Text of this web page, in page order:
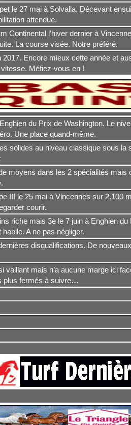
le 27 mai à Solvalla. Décevant
attendue.
Continental l’hiver dernier à
La course visée. Notre préféré.
2017. Encore mieux cette année et
Méfiez-vous en !
du Prix de Washington. Le
Une place quand-même.
solides au niveau classique sous la
moyens dans les 2 spécialités
III le 25 mai à Vincennes sur 2.100
courir.
riche mais 3e le 7 juin à Enghien
A ne pas négliger.
disqualifications. De
vaillant mais n’a aucune marge ici
plus fermés à suivre…